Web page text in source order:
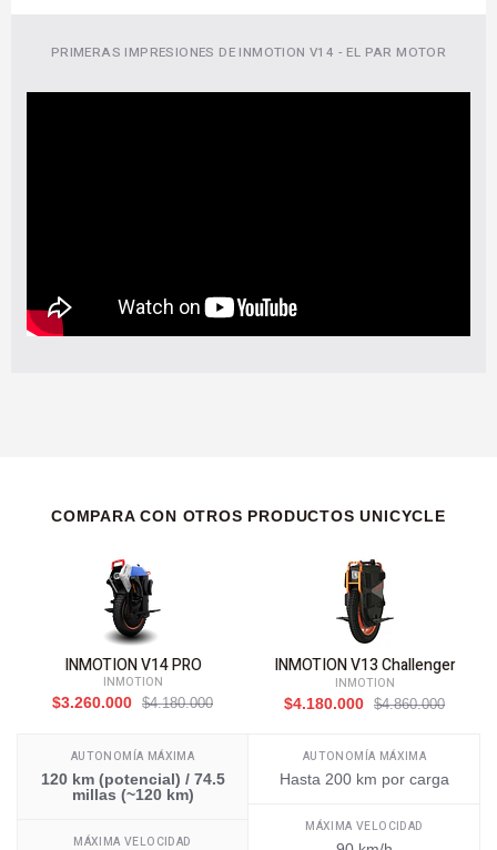
PRIMERAS IMPRESIONES DE INMOTION V14 - EL PAR MOTOR
COMPARA CON OTROS PRODUCTOS UNICYCLE
INMOTION V14 PRO
INMOTION
$3.260.000
$4.180.000
AUTONOMÍA MÁXIMA
120 km (potencial) / 74.5
millas (~120 km)
MÁXIMA VELOCIDAD
INMOTION V13 Challenger
INMOTION
$4.180.000
$4.860.000
AUTONOMÍA MÁXIMA
Hasta 200 km por carga
MÁXIMA VELOCIDAD